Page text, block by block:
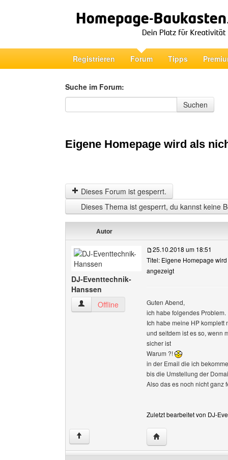
Registrieren Forum Tipps
Suche im Forum:
Suche im Forum
Suchen
Eigene Homepage wird als
Dieses Forum ist gesperrt.
Dieses Thema ist gesperrt, du kannst keine
Autor
DJ-Eventtechnik-
Hanssen
DJ-Eventtechnik-Hanssen Benutzer-Profile
Offline
25.10.2018 um 18:51
Titel: Eigene Homepage
angezeigt
Guten Abend,
ich habe folgendes Problem.
Ich habe meine HP
und seitdem ist es so, wenn
sicher ist
Warum ?!
in der Email die ich
bis die Umstellung der
Also das es noch nicht ganz
Zuletzt bearbeitet von DJ-
↑ Website dieses